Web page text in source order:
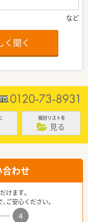
く聞く
検討リストを
見る
わせ
けます。
ご安心ください。
4